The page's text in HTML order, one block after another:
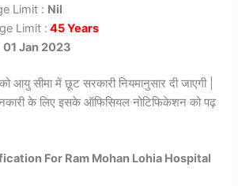
Limit : Nil
Limit : 45 Years
01 Jan 2023
आयु सीमा में छूट सरकारी नियमानुसार दी जाएगी |
के लिए इसके ऑफिसियल नोटिफिकेशन को पढ़
For Ram Mohan Lohia Hospital